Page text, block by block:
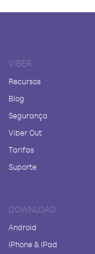
VIBER
Recursos
Blog
Segurança
Viber Out
Tarifas
Suporte
DOWNLOAD
Android
iPhone & iPad